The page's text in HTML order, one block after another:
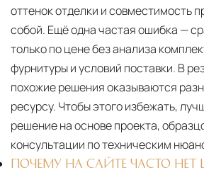
оттенок отделки и совместимость
собой. Ещё одна частая ошибка —
только по цене без анализа
фурнитуры и условий поставки. В
похожие решения оказываются
ресурсу. Чтобы этого избежать,
решение на основе проекта,
консультации по техническим
ПОЧЕМУ НА САЙТЕ ЧАСТО НЕТ